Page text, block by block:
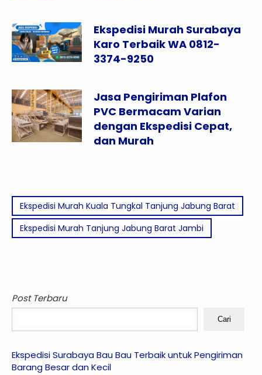
Ekspedisi Murah Surabaya
Karo Terbaik WA 0812-
3374-9250
Jasa Pengiriman Plafon
PVC Bermacam Varian
dengan Ekspedisi Cepat,
dan Murah
Ekspedisi Murah Kuala Tungkal Tanjung Jabung Barat
Ekspedisi Murah Tanjung Jabung Barat Jambi
Post Terbaru
Cari
Ekspedisi Surabaya Bau Bau Terbaik untuk Pengiriman
Barang Besar dan Kecil